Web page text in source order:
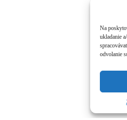
Na
ukladanie
odvolanie